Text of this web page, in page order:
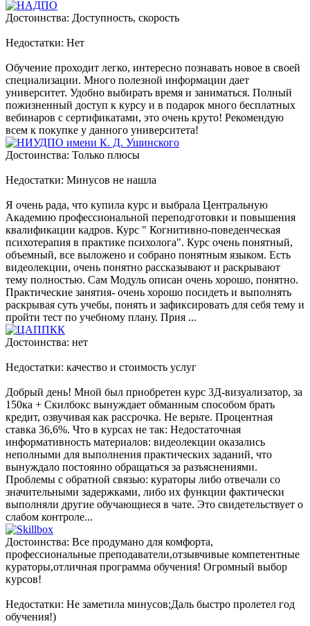
Достоинства: Доступность, скорость
Недостатки: Нет
Обучение проходит легко, интересно познавать новое в своей
специализации. Много полезной информации дает
университет. Удобно выбирать время и заниматься. Полный
пожизненный доступ к курсу и в подарок много бесплатных
вебинаров с сертификатами, это очень круто! Рекомендую
всем к покупке у данного университета!
Достоинства: Только плюсы
Недостатки: Минусов не нашла
Я очень рада, что купила курс и выбрала Центральную
Академию профессиональной переподготовки и повышения
квалификации кадров. Курс " Когнитивно-поведенческая
психотерапия в практике психолога". Курс очень понятный,
объемный, все выложено и собрано понятным языком. Есть
видеолекции, очень понятно рассказывают и раскрывают
тему полностью. Сам Модуль описан очень хорошо, понятно.
Практические занятия- очень хорошо посидеть и выполнять
раскрывая суть учебы, понять и зафиксировать для себя тему и
пройти тест по учебному плану. Прия ...
Достоинства: нет
Недостатки: качество и стоимость услуг
Добрый день! Мной был приобретен курс 3Д-визуализатор, за
150ка + Скилбокс вынуждает обманным способом брать
кредит, озвучивая как рассрочка. Не верьте. Процентная
ставка 36,6%. Что в курсах не так: Недостаточная
информативность материалов: видеолекции оказались
неполными для выполнения практических заданий, что
вынуждало постоянно обращаться за разъяснениями.
Проблемы с обратной связью: кураторы либо отвечали со
значительными задержками, либо их функции фактически
выполняли другие обучающиеся в чате. Это свидетельствует о
слабом контроле...
Достоинства: Все продумано для комфорта,
профессиональные преподаватели,отзывчивые компетентные
кураторы,отличная программа обучения! Огромный выбор
курсов!
Недостатки: Не заметила минусов;Даль быстро пролетел год
обучения!)